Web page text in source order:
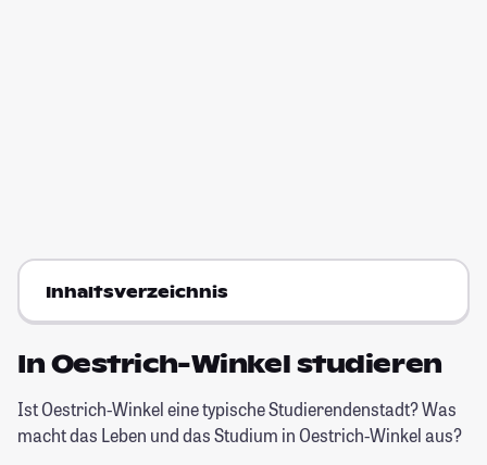
Inhaltsverzeichnis
In Oestrich-Winkel studieren
Ist Oestrich-Winkel eine typische Studierendenstadt? Was
macht das Leben und das Studium in Oestrich-Winkel aus?